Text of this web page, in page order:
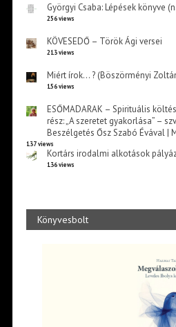
Györgyi Csaba: Lépések könyve
256 views
KÖVESEDŐ – Török Ági versei
213 views
Miért írok… ? (Böszörményi
156 views
ESŐMADARAK – Spirituális
rész: „A szeretet gyakorlása” –
Beszélgetés Ősz Szabó Évával |
137 views
Kortárs irodalmi alkotások
136 views
Könyvesbolt